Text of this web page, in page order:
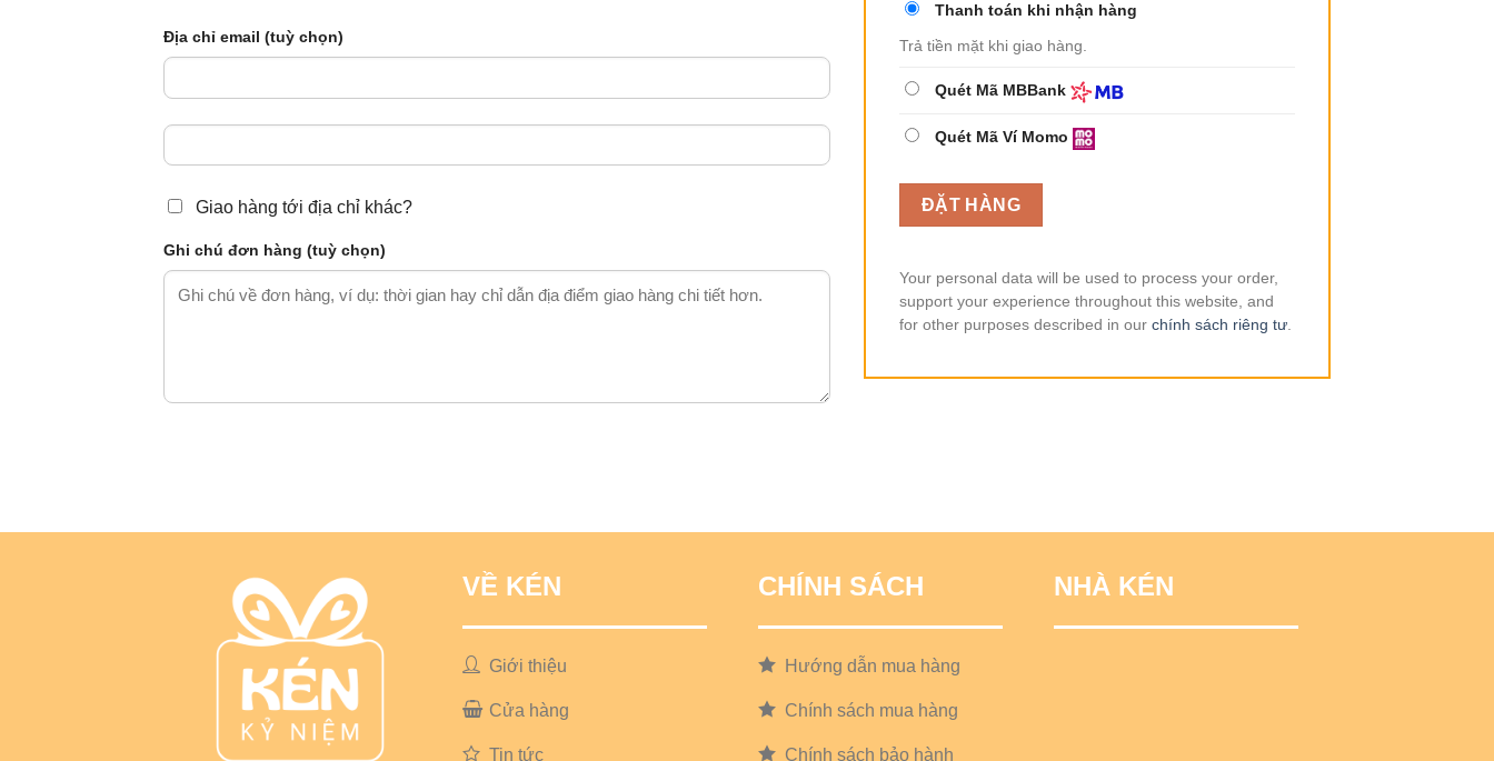
Địa chỉ email (tuỳ chọn)
Giao hàng tới địa chỉ khác?
Ghi chú đơn hàng (tuỳ chọn)
Thanh toán khi nhận hàng
Trả tiền mặt khi giao hàng.
Quét Mã MBBank
Quét Mã Ví Momo
ĐẶT HÀNG
Your personal data will be used to process your order,
support your experience throughout this website, and
for other purposes described in our chính sách riêng tư
VỀ KÉN
Giới thiệu
Cửa hàng
Tin tức
CHÍNH SÁCH
Hướng dẫn mua hàng
Chính sách mua hàng
Chính sách bảo hành
NHÀ KÉN